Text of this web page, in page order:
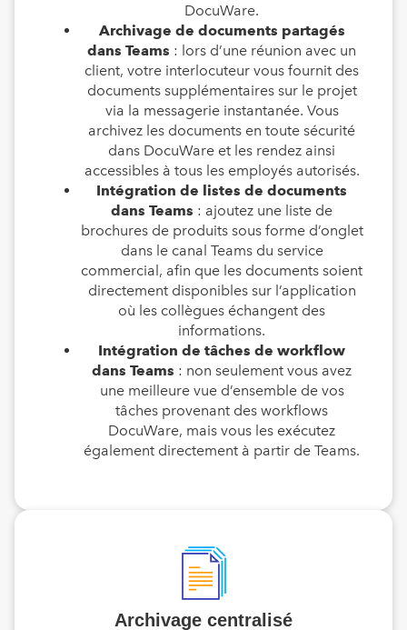
DocuWare.
Archivage de documents partagés
dans Teams : lors d’une réunion avec un
client, votre interlocuteur vous fournit des
documents supplémentaires sur le projet
via la messagerie instantanée. Vous
archivez les documents en toute sécurité
dans DocuWare et les rendez ainsi
accessibles à tous les employés autorisés.
Intégration de listes de documents
dans Teams : ajoutez une liste de
brochures de produits sous forme d’onglet
dans le canal Teams du service
commercial, afin que les documents soient
directement disponibles sur l’application
où les collègues échangent des
informations.
Intégration de tâches de workflow
dans Teams : non seulement vous avez
une meilleure vue d’ensemble de vos
tâches provenant des workflows
DocuWare, mais vous les exécutez
également directement à partir de Teams.
Archivage centralisé